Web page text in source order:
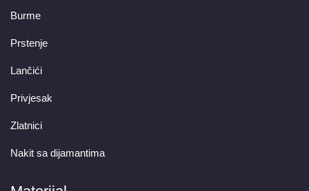
Burme
Prstenje
Lančići
Privjesak
Zlatnici
Nakit sa dijamantima